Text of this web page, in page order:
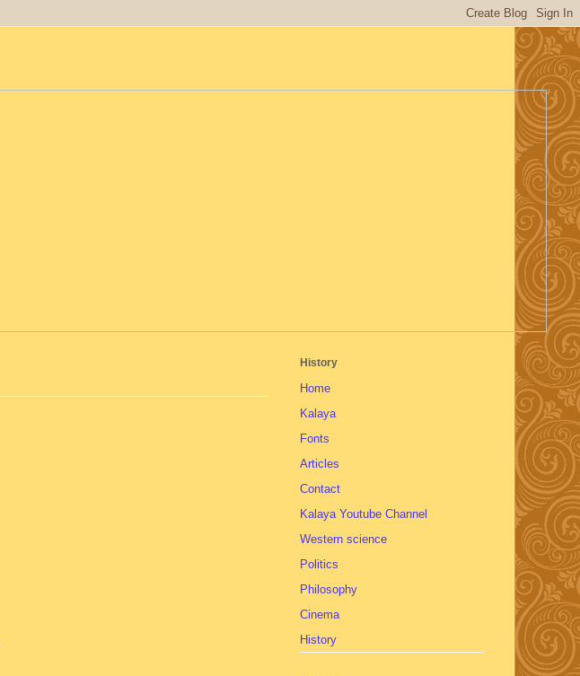
History
Home
Kalaya
Fonts
Articles
Contact
Kalaya Youtube Channel
Western science
Politics
Philosophy
Cinema
History